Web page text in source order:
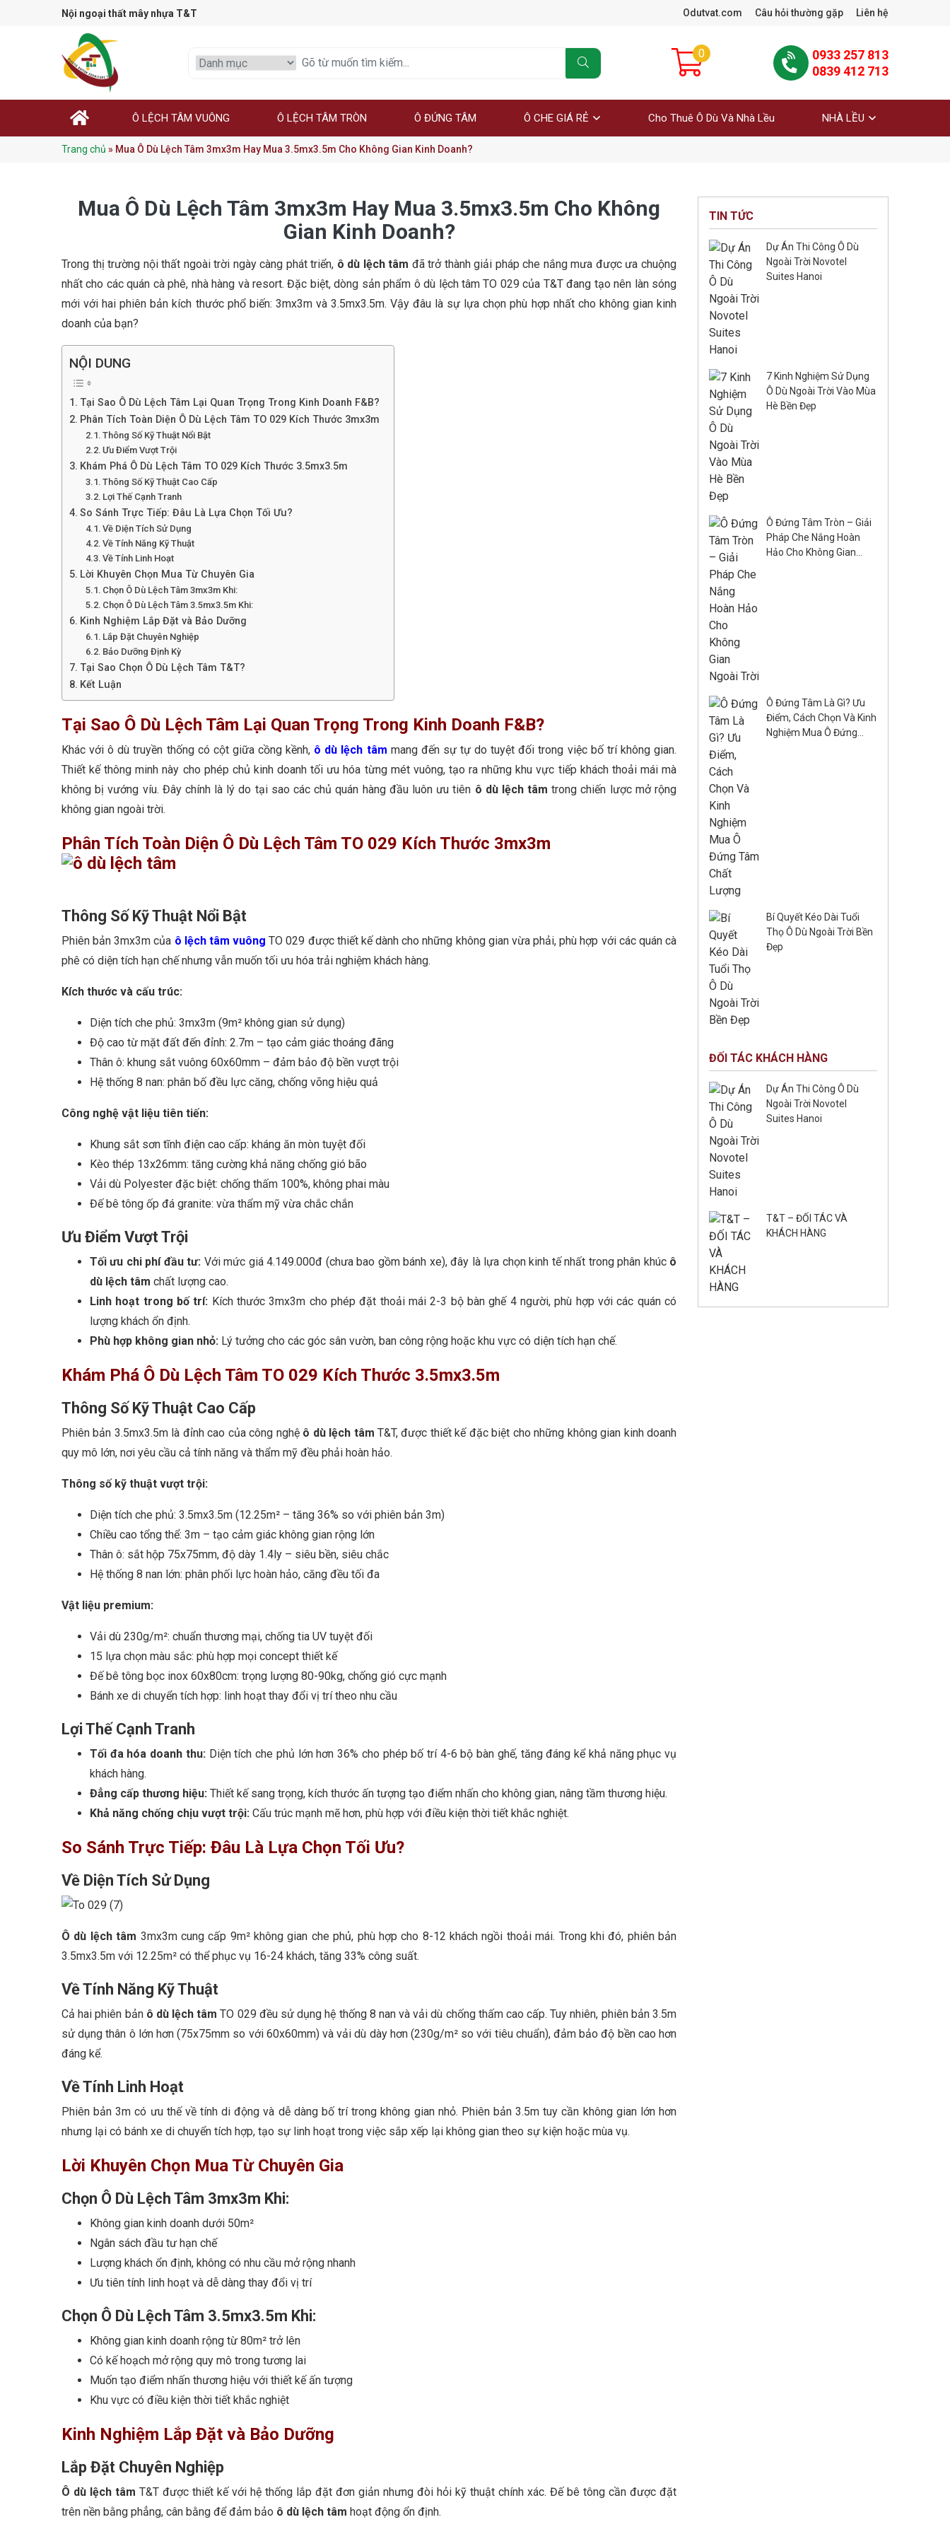
Nội ngoại thất mây nhựa T&T Odutvat.com Câu hỏi thường gặp Liên hệ
0
0933 257 813
0839 412 713
Ô LỆCH TÂM VUÔNG Ô LỆCH TÂM TRÒN Ô ĐỨNG TÂM Ô CHE GIÁ RẺ Cho Thuê Ô Dù Và Nhà Lều NHÀ LỀU
Trang chủ » Mua Ô Dù Lệch Tâm 3mx3m Hay Mua 3.5mx3.5m Cho Không Gian Kinh Doanh?
Mua Ô Dù Lệch Tâm 3mx3m Hay Mua 3.5mx3.5m Cho Không
Gian Kinh Doanh?
Trong thị trường nội thất ngoài trời ngày càng phát triển, ô dù lệch tâm đã trở thành giải pháp che nắng mưa được ưa chuộng
nhất cho các quán cà phê, nhà hàng và resort. Đặc biệt, dòng sản phẩm ô dù lệch tâm TO 029 của T&T đang tạo nên làn sóng
mới với hai phiên bản kích thước phổ biến: 3mx3m và 3.5mx3.5m. Vậy đâu là sự lựa chọn phù hợp nhất cho không gian kinh
doanh của bạn?
NỘI DUNG
Tại Sao Ô Dù Lệch Tâm Lại Quan Trọng Trong Kinh Doanh F&B?
Phân Tích Toàn Diện Ô Dù Lệch Tâm TO 029 Kích Thước 3mx3m
Thông Số Kỹ Thuật Nổi Bật
Ưu Điểm Vượt Trội
Khám Phá Ô Dù Lệch Tâm TO 029 Kích Thước 3.5mx3.5m
Thông Số Kỹ Thuật Cao Cấp
Lợi Thế Cạnh Tranh
So Sánh Trực Tiếp: Đâu Là Lựa Chọn Tối Ưu?
Về Diện Tích Sử Dụng
Về Tính Năng Kỹ Thuật
Về Tính Linh Hoạt
Lời Khuyên Chọn Mua Từ Chuyên Gia
Chọn Ô Dù Lệch Tâm 3mx3m Khi:
Chọn Ô Dù Lệch Tâm 3.5mx3.5m Khi:
Kinh Nghiệm Lắp Đặt và Bảo Dưỡng
Lắp Đặt Chuyên Nghiệp
Bảo Dưỡng Định Kỳ
Tại Sao Chọn Ô Dù Lệch Tâm T&T?
Kết Luận
Tại Sao Ô Dù Lệch Tâm Lại Quan Trọng Trong Kinh Doanh F&B?
Khác với ô dù truyền thống có cột giữa cồng kềnh, ô dù lệch tâm mang đến sự tự do tuyệt đối trong việc bố trí không gian.
Thiết kế thông minh này cho phép chủ kinh doanh tối ưu hóa từng mét vuông, tạo ra những khu vực tiếp khách thoải mái mà
không bị vướng víu. Đây chính là lý do tại sao các chủ quán hàng đầu luôn ưu tiên ô dù lệch tâm trong chiến lược mở rộng
không gian ngoài trời.
Phân Tích Toàn Diện Ô Dù Lệch Tâm TO 029 Kích Thước 3mx3m
Thông Số Kỹ Thuật Nổi Bật
Phiên bản 3mx3m của ô lệch tâm vuông TO 029 được thiết kế dành cho những không gian vừa phải, phù hợp với các quán cà
phê có diện tích hạn chế nhưng vẫn muốn tối ưu hóa trải nghiệm khách hàng.
Kích thước và cấu trúc:
Diện tích che phủ: 3mx3m (9m² không gian sử dụng)
Độ cao từ mặt đất đến đỉnh: 2.7m – tạo cảm giác thoáng đãng
Thân ô: khung sắt vuông 60x60mm – đảm bảo độ bền vượt trội
Hệ thống 8 nan: phân bố đều lực căng, chống võng hiệu quả
Công nghệ vật liệu tiên tiến:
Khung sắt sơn tĩnh điện cao cấp: kháng ăn mòn tuyệt đối
Kèo thép 13x26mm: tăng cường khả năng chống gió bão
Vải dù Polyester đặc biệt: chống thấm 100%, không phai màu
Đế bê tông ốp đá granite: vừa thẩm mỹ vừa chắc chắn
Ưu Điểm Vượt Trội
Tối ưu chi phí đầu tư: Với mức giá 4.149.000đ (chưa bao gồm bánh xe), đây là lựa chọn kinh tế nhất trong phân khúc ô
dù lệch tâm chất lượng cao.
Linh hoạt trong bố trí: Kích thước 3mx3m cho phép đặt thoải mái 2-3 bộ bàn ghế 4 người, phù hợp với các quán có
lượng khách ổn định.
Phù hợp không gian nhỏ: Lý tưởng cho các góc sân vườn, ban công rộng hoặc khu vực có diện tích hạn chế.
Khám Phá Ô Dù Lệch Tâm TO 029 Kích Thước 3.5mx3.5m
Thông Số Kỹ Thuật Cao Cấp
Phiên bản 3.5mx3.5m là đỉnh cao của công nghệ ô dù lệch tâm T&T, được thiết kế đặc biệt cho những không gian kinh doanh
quy mô lớn, nơi yêu cầu cả tính năng và thẩm mỹ đều phải hoàn hảo.
Thông số kỹ thuật vượt trội:
Diện tích che phủ: 3.5mx3.5m (12.25m² – tăng 36% so với phiên bản 3m)
Chiều cao tổng thể: 3m – tạo cảm giác không gian rộng lớn
Thân ô: sắt hộp 75x75mm, độ dày 1.4ly – siêu bền, siêu chắc
Hệ thống 8 nan lớn: phân phối lực hoàn hảo, căng đều tối đa
Vật liệu premium:
Vải dù 230g/m²: chuẩn thương mại, chống tia UV tuyệt đối
15 lựa chọn màu sắc: phù hợp mọi concept thiết kế
Đế bê tông bọc inox 60x80cm: trọng lượng 80-90kg, chống gió cực mạnh
Bánh xe di chuyển tích hợp: linh hoạt thay đổi vị trí theo nhu cầu
Lợi Thế Cạnh Tranh
Tối đa hóa doanh thu:Diện tích che phủ lớn hơn 36% cho phép bố trí 4-6 bộ bàn ghế, tăng đáng kể khả năng phục vụ
khách hàng.
Đẳng cấp thương hiệu: Thiết kế sang trọng, kích thước ấn tượng tạo điểm nhấn cho không gian, nâng tầm thương hiệu.
Khả năng chống chịu vượt trội: Cấu trúc mạnh mẽ hơn, phù hợp với điều kiện thời tiết khắc nghiệt.
So Sánh Trực Tiếp: Đâu Là Lựa Chọn Tối Ưu?
Về Diện Tích Sử Dụng
Ô dù lệch tâm 3mx3m cung cấp 9m² không gian che phủ, phù hợp cho 8-12 khách ngồi thoải mái. Trong khi đó, phiên bản
3.5mx3.5m với 12.25m² có thể phục vụ 16-24 khách, tăng 33% công suất.
Về Tính Năng Kỹ Thuật
Cả hai phiên bản ô dù lệch tâm TO 029 đều sử dụng hệ thống 8 nan và vải dù chống thấm cao cấp. Tuy nhiên, phiên bản 3.5m
sử dụng thân ô lớn hơn (75x75mm so với 60x60mm) và vải dù dày hơn (230g/m² so với tiêu chuẩn), đảm bảo độ bền cao hơn
đáng kể.
Về Tính Linh Hoạt
Phiên bản 3m có ưu thế về tính di động và dễ dàng bố trí trong không gian nhỏ. Phiên bản 3.5m tuy cần không gian lớn hơn
nhưng lại có bánh xe di chuyển tích hợp, tạo sự linh hoạt trong việc sắp xếp lại không gian theo sự kiện hoặc mùa vụ.
Lời Khuyên Chọn Mua Từ Chuyên Gia
Chọn Ô Dù Lệch Tâm 3mx3m Khi:
Không gian kinh doanh dưới 50m²
Ngân sách đầu tư hạn chế
Lượng khách ổn định, không có nhu cầu mở rộng nhanh
Ưu tiên tính linh hoạt và dễ dàng thay đổi vị trí
Chọn Ô Dù Lệch Tâm 3.5mx3.5m Khi:
Không gian kinh doanh rộng từ 80m² trở lên
Có kế hoạch mở rộng quy mô trong tương lai
Muốn tạo điểm nhấn thương hiệu với thiết kế ấn tượng
Khu vực có điều kiện thời tiết khắc nghiệt
Kinh Nghiệm Lắp Đặt và Bảo Dưỡng
Lắp Đặt Chuyên Nghiệp
Ô dù lệch tâm T&T được thiết kế với hệ thống lắp đặt đơn giản nhưng đòi hỏi kỹ thuật chính xác. Đế bê tông cần được đặt
trên nền bằng phẳng, cân bằng để đảm bảo ô dù lệch tâm hoạt động ổn định.
TIN TỨC
Dự Án Thi Công Ô Dù
Ngoài Trời Novotel
Suites Hanoi
7 Kinh Nghiệm Sử Dụng
Ô Dù Ngoài Trời Vào Mùa
Hè Bền Đẹp
Ô Đứng Tâm Tròn – Giải
Pháp Che Nắng Hoàn
Hảo Cho Không Gian
Ô Đứng Tâm Là Gì? Ưu
Điểm, Cách Chọn Và Kinh
Nghiệm Mua Ô Đứng
Bí Quyết Kéo Dài Tuổi
Thọ Ô Dù Ngoài Trời Bền
Đẹp
ĐỐI TÁC KHÁCH HÀNG
Dự Án Thi Công Ô Dù
Ngoài Trời Novotel
Suites Hanoi
T&T – ĐỐI TÁC VÀ
KHÁCH HÀNG